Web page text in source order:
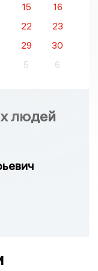
15
16
22
23
29
30
5 6
людей